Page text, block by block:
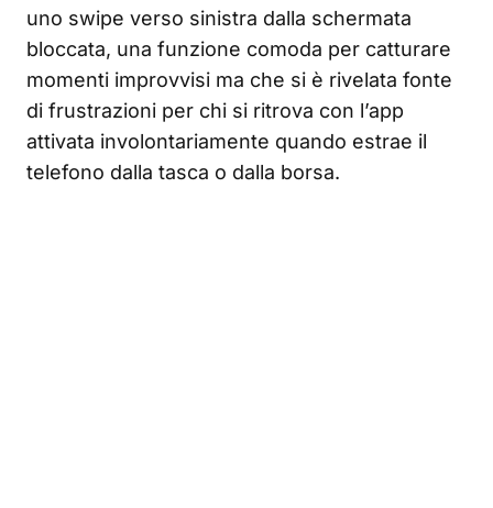
uno swipe verso sinistra dalla schermata
bloccata, una funzione comoda per catturare
momenti improvvisi ma che si è rivelata fonte
di frustrazioni per chi si ritrova con l’app
attivata involontariamente quando estrae il
telefono dalla tasca o dalla borsa.